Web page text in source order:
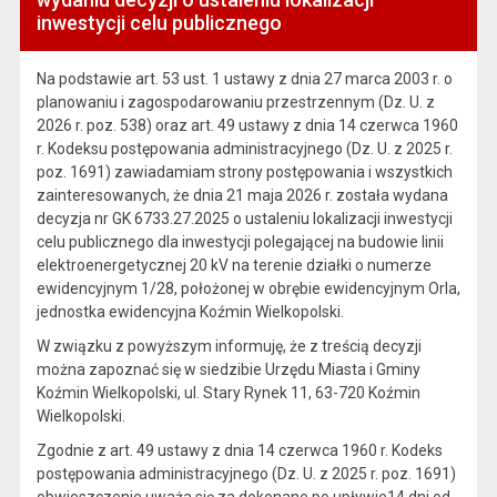
inwestycji celu publicznego
Na podstawie art. 53 ust. 1 ustawy z dnia 27 marca 2003 r. o
planowaniu i zagospodarowaniu przestrzennym (Dz. U. z
2026 r. poz. 538) oraz art. 49 ustawy z dnia 14 czerwca 1960
r. Kodeksu postępowania administracyjnego (Dz. U. z 2025 r.
poz. 1691) zawiadamiam strony postępowania i wszystkich
zainteresowanych, że dnia 21 maja 2026 r. została wydana
decyzja nr GK 6733.27.2025 o ustaleniu lokalizacji inwestycji
celu publicznego dla inwestycji polegającej na budowie linii
elektroenergetycznej 20 kV na terenie działki o numerze
ewidencyjnym 1/28, położonej w obrębie ewidencyjnym Orla,
jednostka ewidencyjna Koźmin Wielkopolski.
W związku z powyższym informuję, że z treścią decyzji
można zapoznać się w siedzibie Urzędu Miasta i Gminy
Koźmin Wielkopolski, ul. Stary Rynek 11, 63-720 Koźmin
Wielkopolski.
Zgodnie z art. 49 ustawy z dnia 14 czerwca 1960 r. Kodeks
postępowania administracyjnego (Dz. U. z 2025 r. poz. 1691)